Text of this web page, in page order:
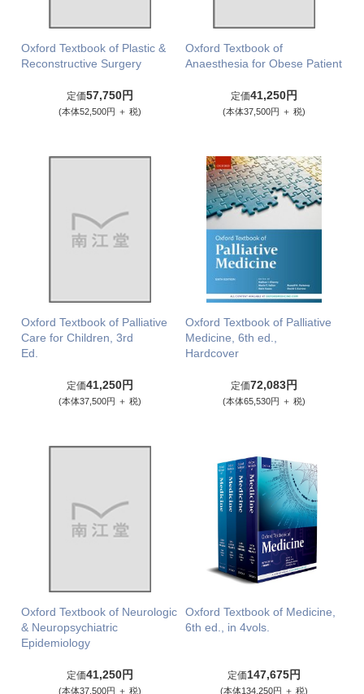
Oxford Textbook of Plastic &
Reconstructive Surgery
定価57,750円
(本体52,500円 ＋ 税)
Oxford Textbook of
Anaesthesia for Obese Patient
定価41,250円
(本体37,500円 ＋ 税)
Oxford Textbook of Palliative
Care for Children, 3rd
Ed.
定価41,250円
(本体37,500円 ＋ 税)
Oxford Textbook of Palliative
Medicine, 6th ed.,
Hardcover
定価72,083円
(本体65,530円 ＋ 税)
Oxford Textbook of Neurologic
& Neuropsychiatric
Epidemiology
定価41,250円
(本体37,500円 ＋ 税)
Oxford Textbook of Medicine,
6th ed., in 4vols.
定価147,675円
(本体134,250円 ＋ 税)